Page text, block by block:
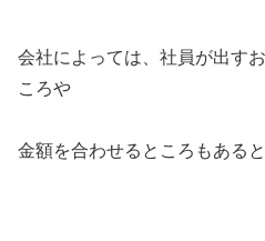
会社によっては、社員が出す
ころや
金額を合わせるところもあると